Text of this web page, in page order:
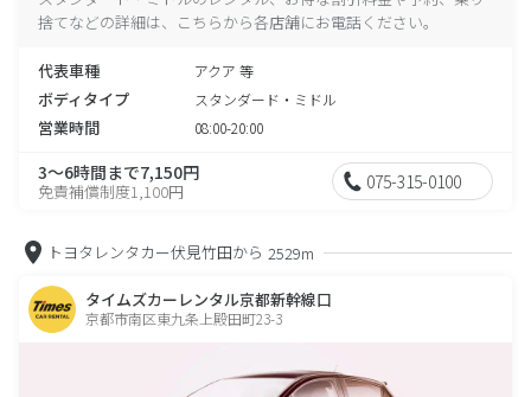
捨てなどの詳細は、こちらから各店舗にお電話ください。
代表車種 アクア 等
ボディタイプ スタンダード・ミドル
営業時間 08:00-20:00
3～6時間まで7,150円
免責補償制度1,100円 075-315-0100
トヨタレンタカー伏見竹田から 2529m
タイムズカーレンタル京都新幹線口
京都市南区東九条上殿田町23-3